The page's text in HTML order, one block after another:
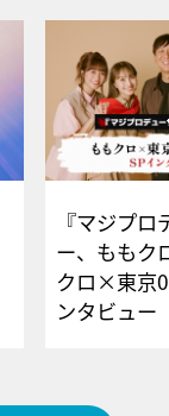
『マジプロ
ー、ももク
クロ×東京
ンタビュー